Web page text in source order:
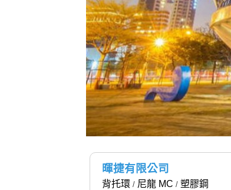
暉捷有限公司
背托環 / 尼龍 MC / 塑膠鋼